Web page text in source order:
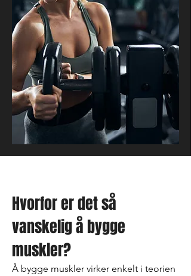
Hvorfor er det så
vanskelig å bygge
muskler?
Å bygge muskler virker enkelt i teorien